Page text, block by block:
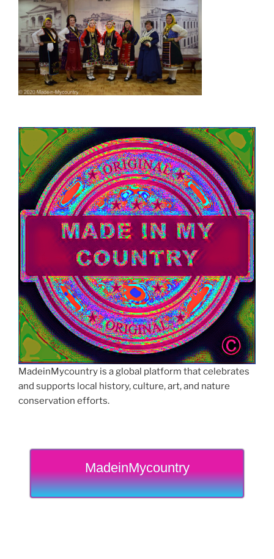
MadeinMycountry is a global platform that celebrates
and supports local history, culture, art, and nature
conservation efforts.
MadeinMycountry